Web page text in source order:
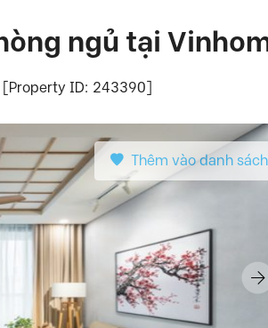
ngủ tại
[Property ID: 243390]
Thêm vào danh sách